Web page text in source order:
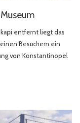
entfernt liegt das
Besuchern ein
von Konstantinopel